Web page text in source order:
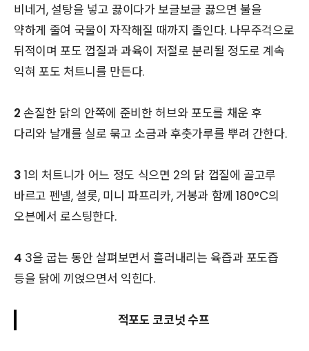
비네거, 설탕을 넣고 끓이다가 보글보글 끓으면 불을
약하게 줄여 국물이 자작해질 때까지 졸인다. 나무주걱으로
뒤적이며 포도 껍질과 과육이 저절로 분리될 정도로 계속
익혀 포도 처트니를 만든다.
2 손질한 닭의 안쪽에 준비한 허브와 포도를 채운 후
다리와 날개를 실로 묶고 소금과 후춧가루를 뿌려 간한다.
3 1의 처트니가 어느 정도 식으면 2의 닭 껍질에 골고루
바르고 펜넬, 셜롯, 미니 파프리카, 거봉과 함께 180°C의
오븐에서 로스팅한다.
4 3을 굽는 동안 살펴보면서 흘러내리는 육즙과 포도즙
등을 닭에 끼얹으면서 익힌다.
적포도 코코넛 수프